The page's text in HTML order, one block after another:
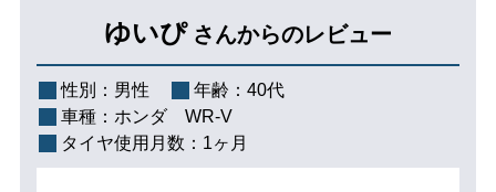
ゆいぴ さんからのレビュー
性別： 男性 年齢： 40代
車種： ホンダ WR-V
タイヤ使用月数： 1ヶ月